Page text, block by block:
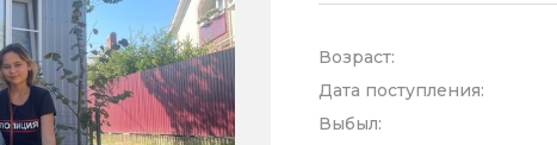
Возраст:
Дата поступления:
Выбыл: